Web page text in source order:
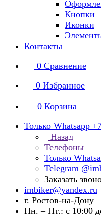
Кнопки
Иконки
Контакты
0 Сравнение
0 Избранное
0 Корзина
Только Whatsapp
Назад
Телефоны
Только
Telegram
Заказать
imbiker@yandex.ru
г. Ростов-на-Дону
Пн. – Пт.: с 10:00